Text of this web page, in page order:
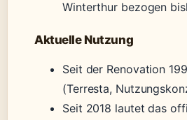
Winterthur bezogen
Aktuelle Nutzung
Seit der Renovation
(Terresta,
Seit 2018 lautet das